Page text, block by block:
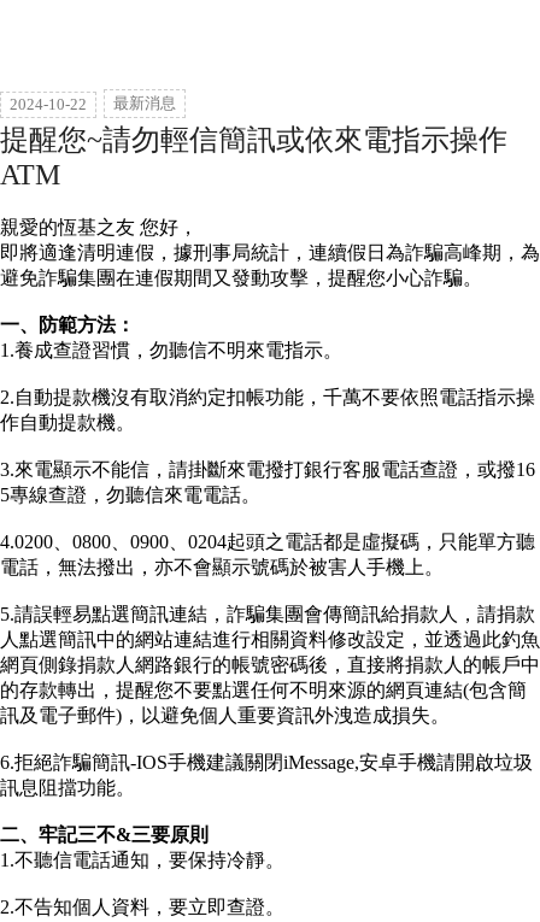
2024-10-22 最新消息
提醒您~請勿輕信簡訊或依來電指示操作
ATM
親愛的恆基之友 您好，
即將適逢清明連假，據刑事局統計，連續假日為詐騙高峰期，為
避免詐騙集團在連假期間又發動攻擊，提醒您小心詐騙。
一、防範方法：
1.養成查證習慣，勿聽信不明來電指示。
2.自動提款機沒有取消約定扣帳功能，千萬不要依照電話指示操
作自動提款機。
3.來電顯示不能信，請掛斷來電撥打銀行客服電話查證，或撥16
5專線查證，勿聽信來電電話。
4.0200、0800、0900、0204起頭之電話都是虛擬碼，只能單方聽
電話，無法撥出，亦不會顯示號碼於被害人手機上。
5.請誤輕易點選簡訊連結，詐騙集團會傳簡訊給捐款人，請捐款
人點選簡訊中的網站連結進行相關資料修改設定，並透過此釣魚
網頁側錄捐款人網路銀行的帳號密碼後，直接將捐款人的帳戶中
的存款轉出，提醒您不要點選任何不明來源的網頁連結(包含簡
訊及電子郵件)，以避免個人重要資訊外洩造成損失。
6.拒絕詐騙簡訊-IOS手機建議關閉iMessage,安卓手機請開啟垃圾
訊息阻擋功能。
二、牢記三不&三要原則
1.不聽信電話通知，要保持冷靜。
2.不告知個人資料，要立即查證。